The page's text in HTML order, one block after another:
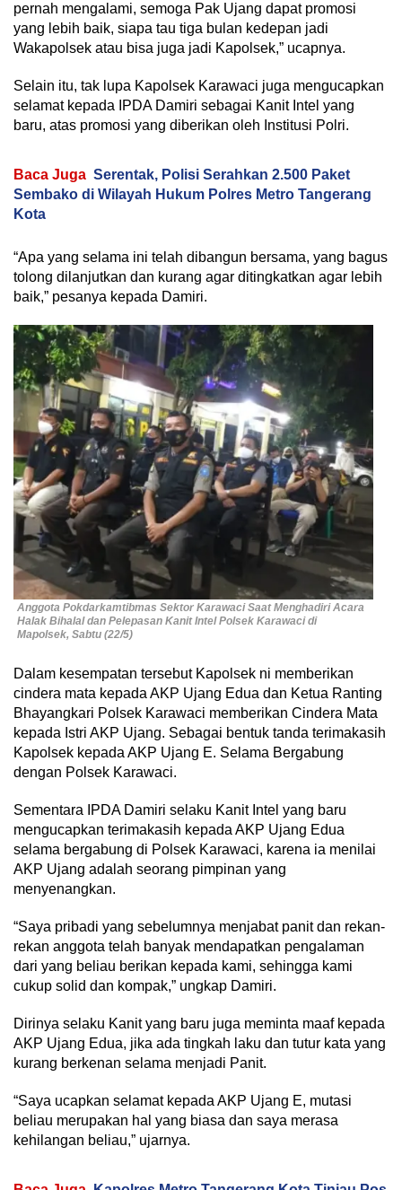
pernah mengalami, semoga Pak Ujang dapat promosi
yang lebih baik, siapa tau tiga bulan kedepan jadi
Wakapolsek atau bisa juga jadi Kapolsek,” ucapnya.
Selain itu, tak lupa Kapolsek Karawaci juga mengucapkan
selamat kepada IPDA Damiri sebagai Kanit Intel yang
baru, atas promosi yang diberikan oleh Institusi Polri.
Baca Juga Serentak, Polisi Serahkan 2.500 Paket
Sembako di Wilayah Hukum Polres Metro Tangerang
Kota
“Apa yang selama ini telah dibangun bersama, yang bagus
tolong dilanjutkan dan kurang agar ditingkatkan agar lebih
baik,” pesanya kepada Damiri.
Anggota Pokdarkamtibmas Sektor Karawaci Saat Menghadiri Acara
Halak Bihalal dan Pelepasan Kanit Intel Polsek Karawaci di
Mapolsek, Sabtu (22/5)
Dalam kesempatan tersebut Kapolsek ni memberikan
cindera mata kepada AKP Ujang Edua dan Ketua Ranting
Bhayangkari Polsek Karawaci memberikan Cindera Mata
kepada Istri AKP Ujang. Sebagai bentuk tanda terimakasih
Kapolsek kepada AKP Ujang E. Selama Bergabung
dengan Polsek Karawaci.
Sementara IPDA Damiri selaku Kanit Intel yang baru
mengucapkan terimakasih kepada AKP Ujang Edua
selama bergabung di Polsek Karawaci, karena ia menilai
AKP Ujang adalah seorang pimpinan yang
menyenangkan.
“Saya pribadi yang sebelumnya menjabat panit dan rekan-
rekan anggota telah banyak mendapatkan pengalaman
dari yang beliau berikan kepada kami, sehingga kami
cukup solid dan kompak,” ungkap Damiri.
Dirinya selaku Kanit yang baru juga meminta maaf kepada
AKP Ujang Edua, jika ada tingkah laku dan tutur kata yang
kurang berkenan selama menjadi Panit.
“Saya ucapkan selamat kepada AKP Ujang E, mutasi
beliau merupakan hal yang biasa dan saya merasa
kehilangan beliau,” ujarnya.